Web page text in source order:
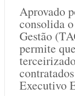
Aprovado
consolida
Gestão
permite
Executivo